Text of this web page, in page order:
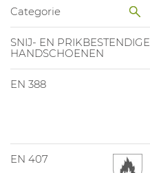
Categorie
SNIJ- EN PRIKBESTENDIGE
HANDSCHOENEN
EN 388
EN 407